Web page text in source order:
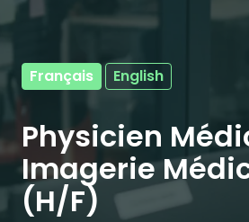
Français English
Physicien
Imagerie
(H/F)